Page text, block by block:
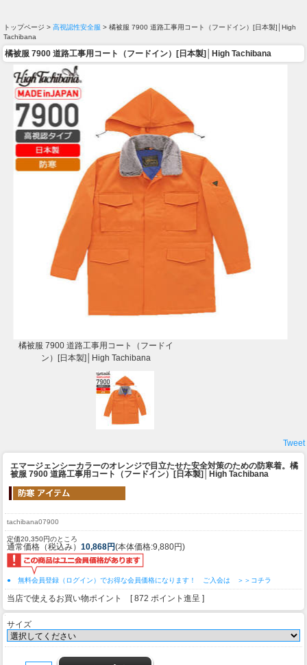
トップページ > 高視認性安全服 > 橘被服 7900 道路工事用コート（フードイン）[日本製]│High
Tachibana
橘被服 7900 道路工事用コート（フードイン）[日本製]│High Tachibana
橘被服 7900 道路工事用コート（フードイ
ン）[日本製]│High Tachibana
Tweet
エマージェンシーカラーのオレンジで目立たせた安全対策のための防寒着。 橘
被服 7900 道路工事用コート（フードイン）[日本製]│High Tachibana
tachibana07900
定価20,350円のところ
通常価格（税込み） 10,868円(本体価格:9,880円)
● 無料会員登録（ログイン）でお得な会員価格になります！ ご入会は ＞＞コチラ
当店で使えるお買い物ポイント [ 872 ポイント進呈 ]
サイズ